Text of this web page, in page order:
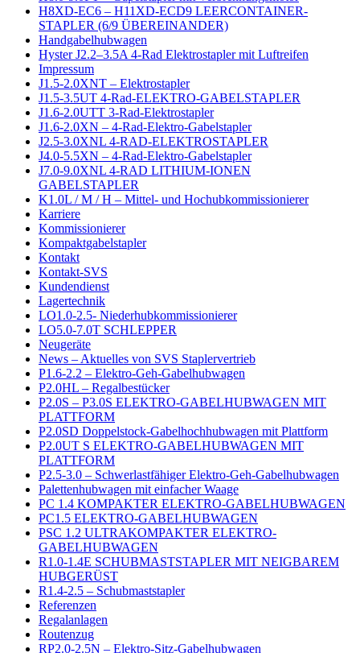
H8XD-EC6 – H11XD-ECD9 LEERCONTAINER-
STAPLER (6/9 ÜBEREINANDER)
Handgabelhubwagen
Hyster J2.2–3.5A 4-Rad Elektrostapler mit Luftreifen
Impressum
J1.5-2.0XNT – Elektrostapler
J1.5-3.5UT 4-Rad-ELEKTRO-GABELSTAPLER
J1.6-2.0UTT 3-Rad-Elektrostapler
J1.6-2.0XN – 4-Rad-Elektro-Gabelstapler
J2.5-3.0XNL 4-RAD-ELEKTROSTAPLER
J4.0-5.5XN – 4-Rad-Elektro-Gabelstapler
J7.0-9.0XNL 4-RAD LITHIUM-IONEN
GABELSTAPLER
K1.0L / M / H – Mittel- und Hochubkommissionierer
Karriere
Kommissionierer
Kompaktgabelstapler
Kontakt
Kontakt-SVS
Kundendienst
Lagertechnik
LO1.0-2.5- Niederhubkommissionierer
LO5.0-7.0T SCHLEPPER
Neugeräte
News – Aktuelles von SVS Staplervertrieb
P1.6-2.2 – Elektro-Geh-Gabelhubwagen
P2.0HL – Regalbestücker
P2.0S – P3.0S ELEKTRO-GABELHUBWAGEN MIT
PLATTFORM
P2.0SD Doppelstock-Gabelhochhubwagen mit Plattform
P2.0UT S ELEKTRO-GABELHUBWAGEN MIT
PLATTFORM
P2.5-3.0 – Schwerlastfähiger Elektro-Geh-Gabelhubwagen
Palettenhubwagen mit einfacher Waage
PC 1.4 KOMPAKTER ELEKTRO-GABELHUBWAGEN
PC1.5 ELEKTRO-GABELHUBWAGEN
PSC 1.2 ULTRAKOMPAKTER ELEKTRO-
GABELHUBWAGEN
R1.0-1.4E SCHUBMASTSTAPLER MIT NEIGBAREM
HUBGERÜST
R1.4-2.5 – Schubmaststapler
Referenzen
Regalanlagen
Routenzug
RP2.0-2.5N – Elektro-Sitz-Gabelhubwagen